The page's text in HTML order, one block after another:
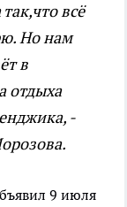
всё
Но нам
в
отдыха
-
9 июля